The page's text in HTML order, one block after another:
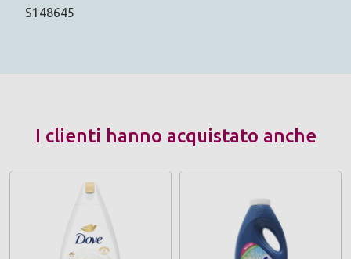
S148645
I clienti hanno acquistato anche